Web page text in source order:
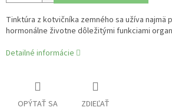
Tinktúra z kotvičníka zemného sa užíva najmä
hormonálne životne dôležitými funkciami
Detailné informácie
OPÝTAŤ SA ZDIEĽAŤ